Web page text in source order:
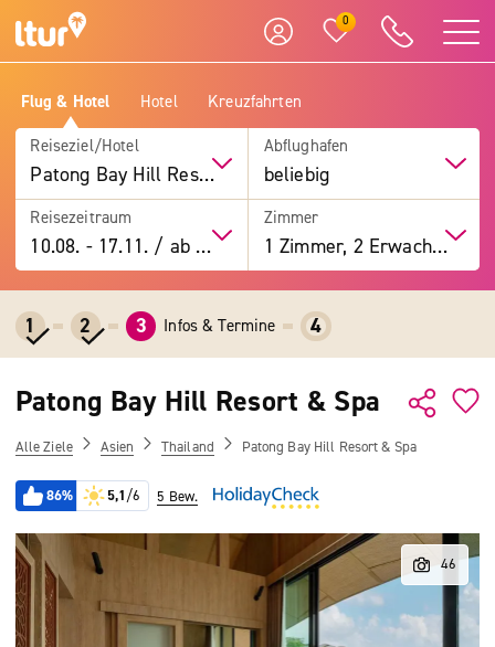
0
Flug & Hotel Hotel Kreuzfahrten
Reiseziel/Hotel
Patong Bay Hill Resort & Spa
Abflughafen
beliebig
Reisezeitraum
10.08. -17.11. / ab 7 Tage
Zimmer
1 Zimmer, 2 Erwachsene
1 2 3 Infos & Termine 4
Patong Bay Hill Resort & Spa
Alle Ziele Asien Thailand Patong Bay Hill Resort & Spa
86% 5,1/6 5 Bew.